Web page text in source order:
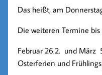
Das heißt, am
Die weiteren Termine
Februar 26.2. und März
Osterferien und